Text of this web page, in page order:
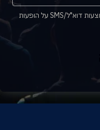
אני מאשר/ת קבלת מידע ופרסום באמצעות דוא"ל/SMS על הופעות